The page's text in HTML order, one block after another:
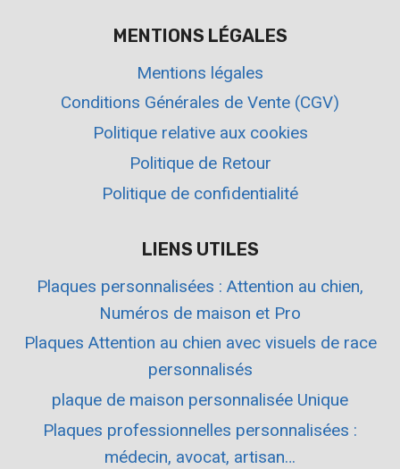
MENTIONS LÉGALES
Mentions légales
Conditions Générales de Vente (CGV)
Politique relative aux cookies
Politique de Retour
Politique de confidentialité
LIENS UTILES
Plaques personnalisées : Attention au chien,
Numéros de maison et Pro
Plaques Attention au chien avec visuels de race
personnalisés
plaque de maison personnalisée Unique
Plaques professionnelles personnalisées :
médecin, avocat, artisan…